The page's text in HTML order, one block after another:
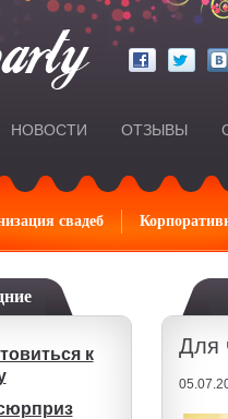
НОВОСТИ ОТЗЫВЫ
свадеб
к
Для